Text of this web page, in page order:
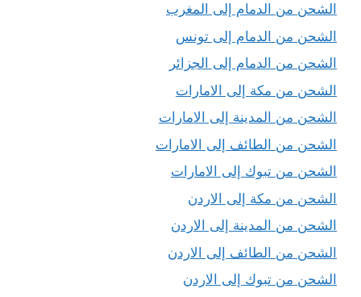
الشحن من الدمام إلى المغرب
الشحن من الدمام إلى تونس
الشحن من الدمام إلى الجزائر
الشحن من مكة إلى الامارات
الشحن من المدينة إلى الامارات
الشحن من الطائف إلى الامارات
الشحن من تبوك إلى الامارات
الشحن من مكة إلى الاردن
الشحن من المدينة إلى الاردن
الشحن من الطائف إلى الاردن
الشحن من تبوك إلى الاردن